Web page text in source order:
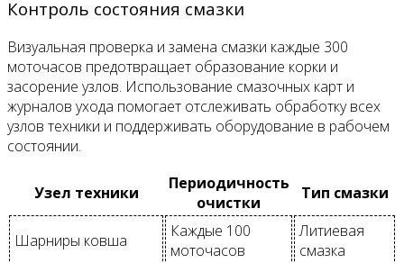
Контроль состояния смазки
Визуальная проверка и замена смазки каждые 300
моточасов предотвращает образование корки и
засорение узлов. Использование смазочных карт и
журналов ухода помогает отслеживать обработку всех
узлов техники и поддерживать оборудование в рабочем
состоянии.
Узел техники
Периодичность
очистки
Тип смазки
Шарниры ковша
Каждые 100
моточасов
Литиевая
смазка